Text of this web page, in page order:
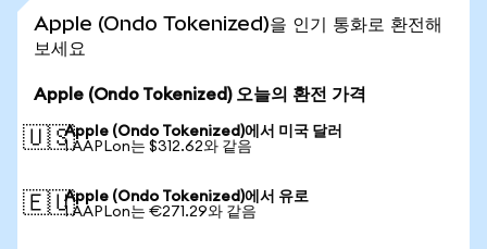
Apple (Ondo Tokenized)을 인기 통화로 환전해
보세요
Apple (Ondo Tokenized) 오늘의 환전 가격
🇺🇸Apple (Ondo Tokenized)에서 미국 달러
1 AAPLon는 $312.62와 같음
🇪🇺Apple (Ondo Tokenized)에서 유로
1 AAPLon는 €271.29와 같음